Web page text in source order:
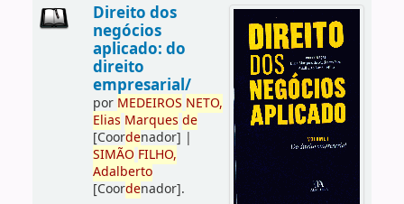
Direito dos
negócios
aplicado: do
direito
empresarial/
por MEDEIROS NETO,
Elias Marques de
[Coordenador] |
SIMÃO FILHO,
Adalberto
[Coordenador].